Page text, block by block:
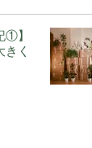
①】
く